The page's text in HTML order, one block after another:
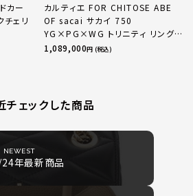
カー
チェリ
カルティエ FOR CHITOSE ABE
OF sacai サカイ 750
YG×PG×WG トリニティ リング
指輪 マルチカラー 50 51 52
1,089,000円 (税込)
チェックした商品
NEWEST
年最新商品